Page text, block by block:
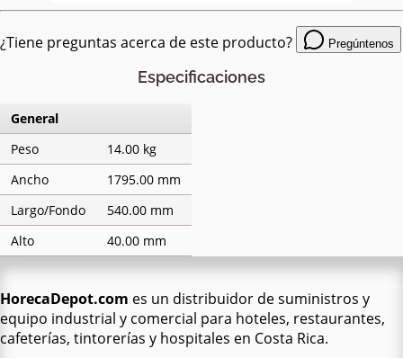
¿Tiene preguntas acerca de este producto? Pregúntenos
Especificaciones
General
Peso
14.00 kg
Ancho
1795.00 mm
Largo/Fondo
540.00 mm
Alto
40.00 mm
HorecaDepot.com es un distribuidor de suministros y
equipo industrial y comercial para hoteles, restaurantes,
cafeterías, tintorerías y hospitales en Costa Rica.